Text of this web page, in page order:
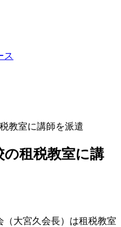
ス
教室に講師を派遣
の租税教室に講
大宮久会長）は租税教室